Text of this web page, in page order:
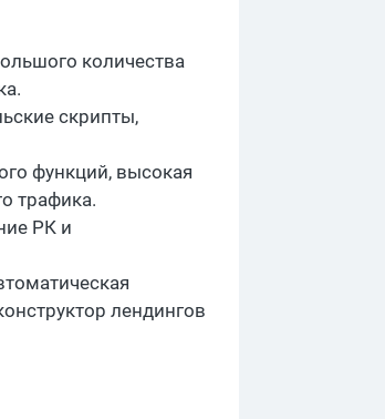
количества
скрипты,
функций, высокая
трафика.
РК и
лендингов